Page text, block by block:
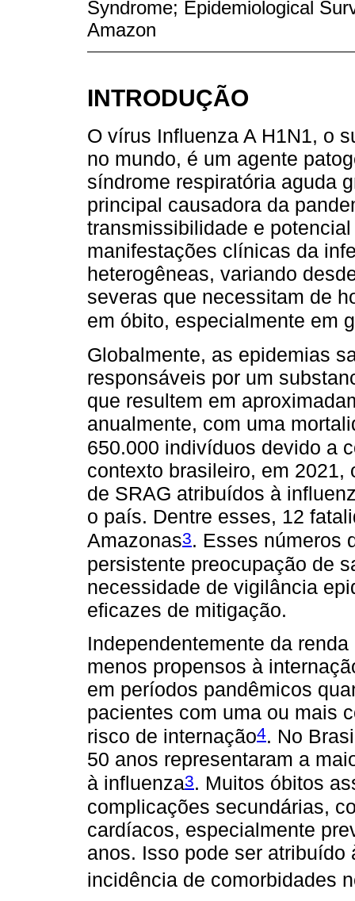
Syndrome; Epidemiological
Amazon
INTRODUÇÃO
O vírus Influenza A H1N1, o
no mundo, é um agente
síndrome respiratória aguda
principal causadora da
transmissibilidade e
manifestações clínicas da
heterogêneas, variando
severas que necessitam de
em óbito, especialmente em
Globalmente, as epidemias
responsáveis por um
que resultem em
anualmente, com uma
650.000 indivíduos devido a
contexto brasileiro, em
de SRAG atribuídos à
o país. Dentre esses, 12
Amazonas3. Esses números
persistente preocupação de
necessidade de vigilância
eficazes de mitigação.
Independentemente da
menos propensos à
em períodos pandêmicos
pacientes com uma ou mais
risco de internação4. No
50 anos representaram a
à influenza3. Muitos óbitos
complicações secundárias,
cardíacos, especialmente
anos. Isso pode ser
incidência de comorbidades